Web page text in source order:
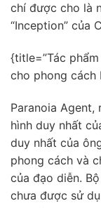
chí được cho là
“Inception” của
{title=”Tác
cho phong cách
Paranoia Agent,
hình duy nhất
duy nhất của
phong cách và
của đạo diễn.
chưa được sử